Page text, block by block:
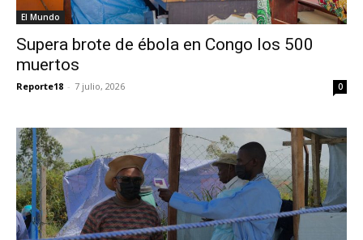
El Mundo
Supera brote de ébola en Congo los 500
muertos
Reporte18 - 7 julio, 2026 0